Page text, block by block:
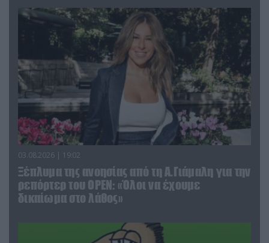
03.08.2026 | 19:02
Ξέπλυμα της ανοησίας από τη Α.Γιάμαλη για την
ρεπόρτερ του ΟΡΕΝ: «Όλοι να έχουμε
δικαίωμα στο λάθος»